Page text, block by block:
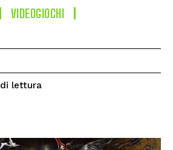
VIDEOGIOCHI
di lettura